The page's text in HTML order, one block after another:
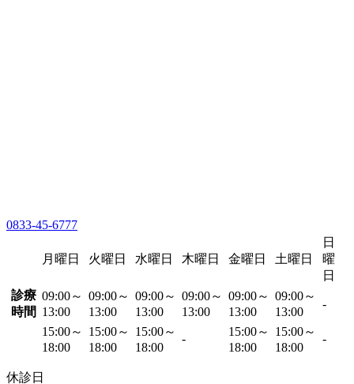
0833-45-6777
月曜日 火曜日 水曜日 木曜日 金曜日 土曜日
日
曜
日
診療
時間
09:00～
13:00
09:00～
13:00
09:00～
13:00
09:00～
13:00
09:00～
13:00
09:00～
13:00
-
15:00～
18:00
15:00～
18:00
15:00～
18:00
-
15:00～
18:00
15:00～
18:00
-
休診日